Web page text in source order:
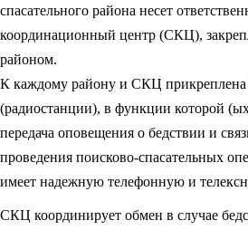
спасательного района несет
координационный центр (СКЦ),
районом.
К каждому району и СКЦ прикреплена
(радиостанции), в функции которой
передача оповещения о бедствии и
проведения поисково-спасательных
имеет надежную телефонную и
СКЦ координирует обмен в случае